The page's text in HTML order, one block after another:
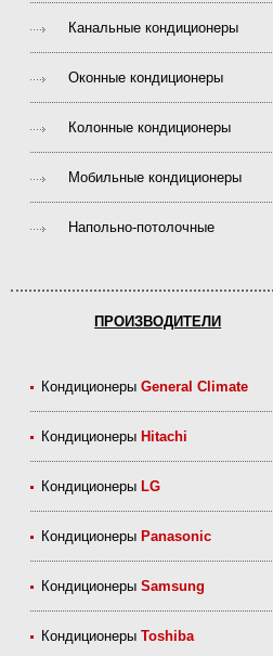
Канальные кондиционеры
Оконные кондиционеры
Колонные кондиционеры
Мобильные кондиционеры
Напольно-потолочные
ПРОИЗВОДИТЕЛИ
КондиционерыGeneral Climate
Кондиционеры Hitachi
Кондиционеры LG
Кондиционеры Panasonic
КондиционерыSamsung
КондиционерыToshiba